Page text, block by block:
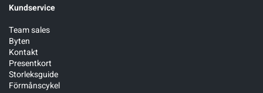
Kundservice
Team sales
Byten
Kontakt
Presentkort
Storleksguide
Förmånscykel